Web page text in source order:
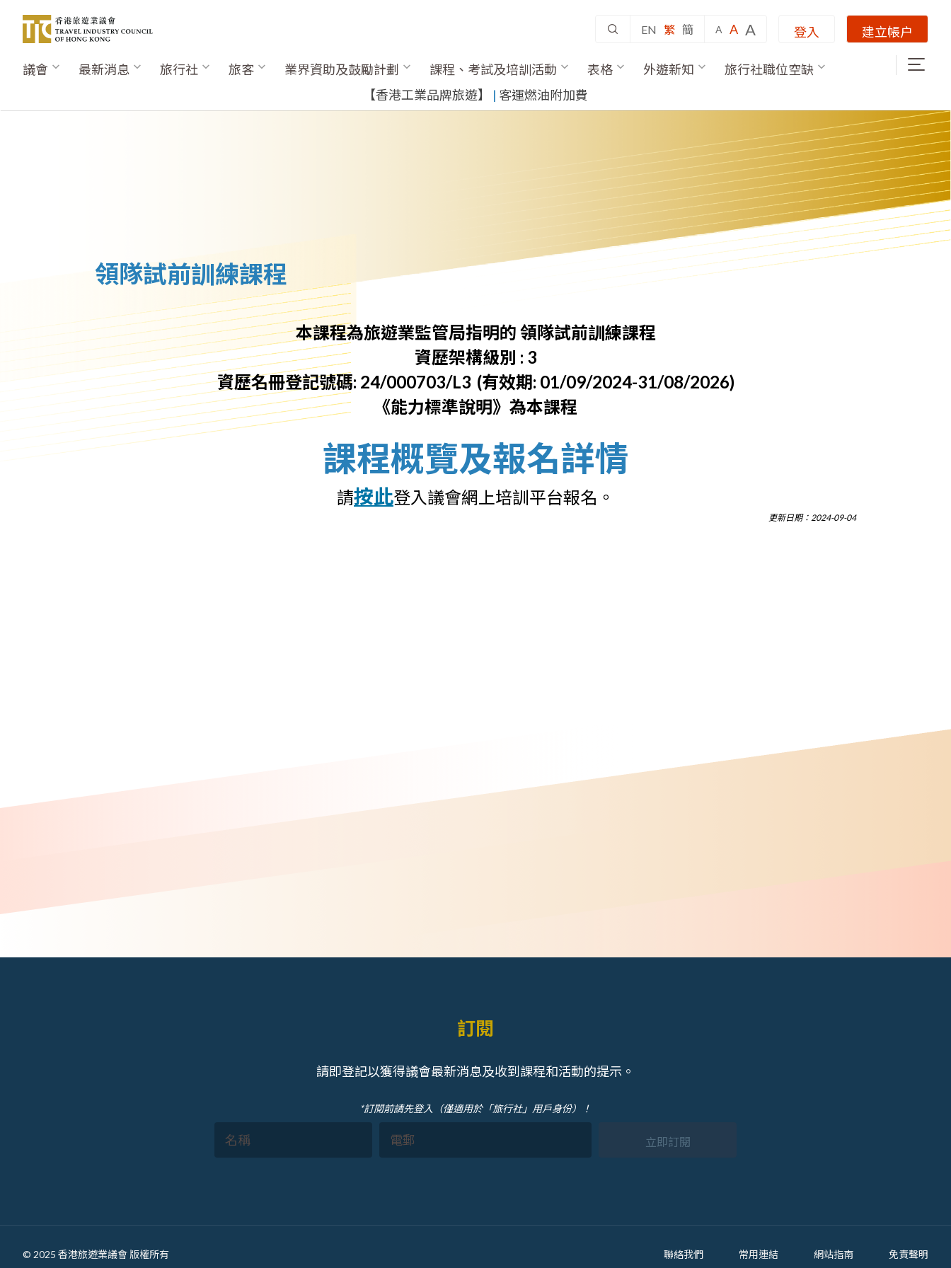
EN 繁 簡 A A A 登入 建立帳户
Main
議會 最新消息 旅行社 旅客 業界資助及鼓勵計劃 課程、考試及培訓活動 表格 外遊新知
旅行社職位空缺
​【香港工業品牌旅遊】
​ | 客運燃油附加費
領隊試前訓練課程
本課程為旅遊業監管局指明的 領隊試前訓練課程
資歷架構級別 : 3
資歷名冊登記號碼: 24/000703/L3 (有效期: 01/09/2024-31/08/2026)
《能力標準說明》為本課程
課程概覽及報名詳情
請按此登入議會網上培訓平台報名。
更新日期：2024-09-04
訂閱
請即登記以獲得議會最新消息及收到課程和活動的提示。
*訂閱前請先登入（僅適用於「旅行社」用戶身份）！
立即訂閱
© 2025 香港旅遊業議會 版權所有 聯絡我們 常用連結 網站指南 免責聲明